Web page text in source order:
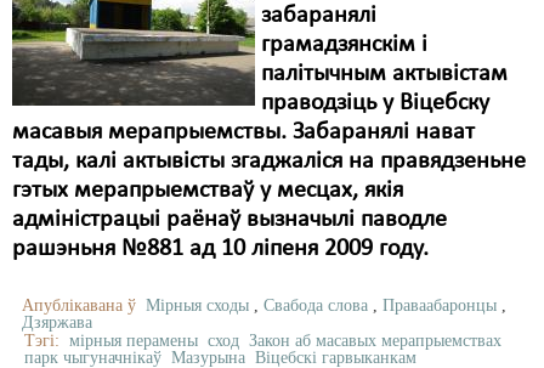
забаранялі
грамадзянскім і
палітычным актывістам
праводзіць у Віцебску
масавыя мерапрыемствы. Забаранялі нават
тады, калі актывісты згаджаліся на правядзеньне
гэтых мерапрыемстваў у месцах, якія
адміністрацыі раёнаў вызначылі паводле
рашэньня №881 ад 10 ліпеня 2009 году.
Апублікавана ў Мірныя сходы Свабода слова Праваабаронцы
Дзяржава
Тэгі: мірныя перамены сход Закон аб масавых мерапрыемствах
парк чыгуначнікаў Мазурына Віцебскі гарвыканкам